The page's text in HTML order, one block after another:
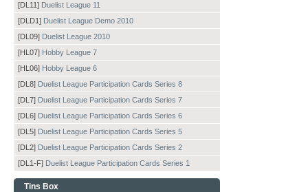
[DL11] Duelist League 11
[DLD1] Duelist League Demo 2010
[DL09] Duelist League 2010
[HL07] Hobby League 7
[HL06] Hobby League 6
[DL8] Duelist League Participation Cards Series 8
[DL7] Duelist League Participation Cards Series 7
[DL6] Duelist League Participation Cards Series 6
[DL5] Duelist League Participation Cards Series 5
[DL2] Duelist League Participation Cards Series 2
[DL1-F] Duelist League Participation Cards Series 1
Tins Box